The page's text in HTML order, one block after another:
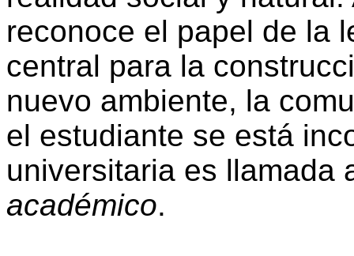
reconoce el papel de la
central para la
nuevo ambiente, la
el estudiante se está
universitaria es llamada
académico.